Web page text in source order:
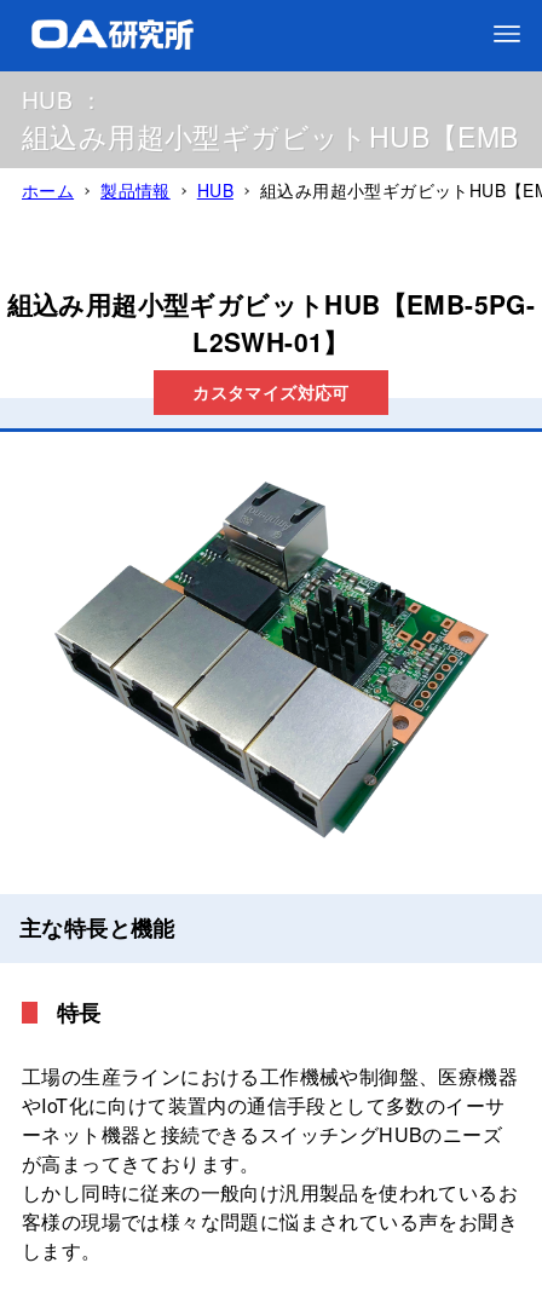
HUB ：
組込み用超小型ギガビットHUB【EMB-
ホーム 製品情報 HUB 組込み用超小型ギガビットHUB【
組込み用超小型ギガビットHUB【EMB-5PG-
L2SWH-01】
カスタマイズ対応可
主な特長と機能
特長
工場の生産ラインにおける工作機械や制御盤、医療機器
やIoT化に向けて装置内の通信手段として多数のイーサ
ーネット機器と接続できるスイッチングHUBのニーズ
が高まってきております。
しかし同時に従来の一般向け汎用製品を使われているお
客様の現場では様々な問題に悩まされている声をお聞き
します。